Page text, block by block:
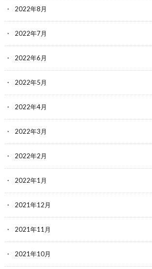
2022年8月
2022年7月
2022年6月
2022年5月
2022年4月
2022年3月
2022年2月
2022年1月
2021年12月
2021年11月
2021年10月